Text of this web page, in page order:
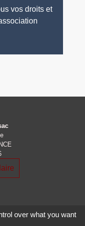
vos droits et
over what you want